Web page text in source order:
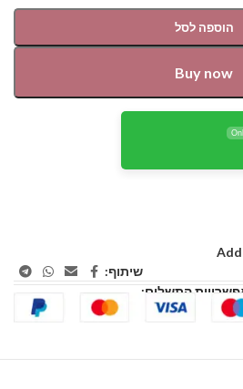
הוספה לסל
Buy now
שיתוף:
התשלום: